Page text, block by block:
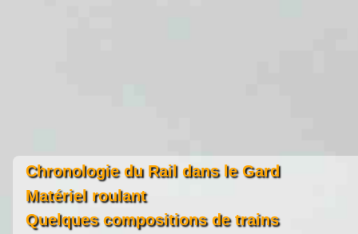
Chronologie du Rail dans le Gard
Matériel roulant
Quelques compositions de trains